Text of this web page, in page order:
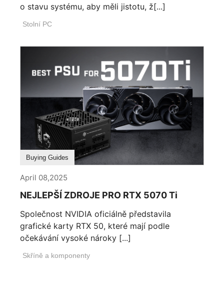
o stavu systému, aby měli jistotu, ž[...]
Stolní PC
Buying Guides
April 08,2025
NEJLEPŠÍ ZDROJE PRO RTX 5070 Ti
Společnost NVIDIA oficiálně představila
grafické karty RTX 50, které mají podle
očekávání vysoké nároky [...]
Skříně a komponenty